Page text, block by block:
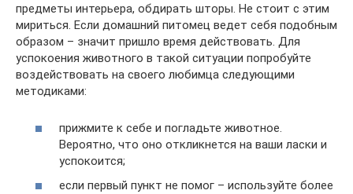
предметы интерьера, обдирать шторы. Не стоит с этим
мириться. Если домашний питомец ведет себя подобным
образом – значит пришло время действовать. Для
успокоения животного в такой ситуации попробуйте
воздействовать на своего любимца следующими
методиками:
прижмите к себе и погладьте животное.
Вероятно, что оно откликнется на ваши ласки и
успокоится;
если первый пункт не помог – используйте более